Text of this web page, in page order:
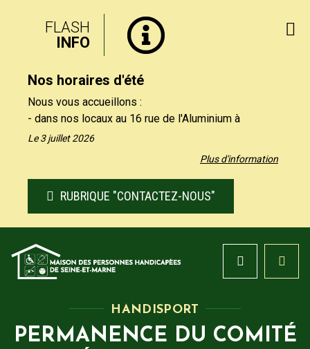
FLASH
INFO
Nos horaires d'été
Plus d'information
Nous vous accueillons :
- dans nos locaux au 16 rue de l'Aluminium à
Savigny-le-Temple uniquement le matin, du lundi au
- par téléphone au 01 64 19 11 40 uniquement
vendredi de 13h30 à 16h.
disposition sur notre site, rubrique "Contactez-nous".
Le 3 juillet 2026
RUBRIQUE "CONTACTEZ-NOUS"
HANDISPORT
PERMANENCE DU COMITÉ